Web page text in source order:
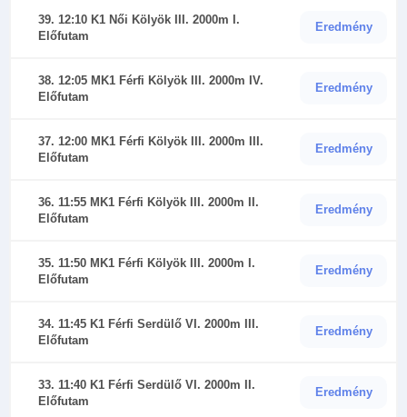
39. 12:10 K1 Női Kölyök III. 2000m I.
Előfutam
Eredmény
38. 12:05 MK1 Férfi Kölyök III. 2000m IV.
Előfutam
Eredmény
37. 12:00 MK1 Férfi Kölyök III. 2000m III.
Előfutam
Eredmény
36. 11:55 MK1 Férfi Kölyök III. 2000m II.
Előfutam
Eredmény
35. 11:50 MK1 Férfi Kölyök III. 2000m I.
Előfutam
Eredmény
34. 11:45 K1 Férfi Serdülő VI. 2000m III.
Előfutam
Eredmény
33. 11:40 K1 Férfi Serdülő VI. 2000m II.
Előfutam
Eredmény